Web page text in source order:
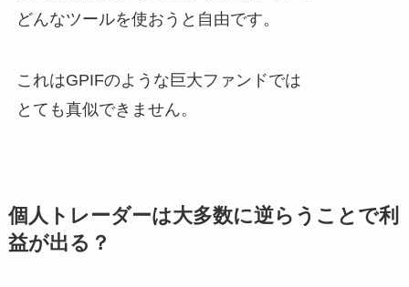
どんなツールを使おうと自由です。
これはGPIFのような巨大ファンドでは
とても真似できません。
個人トレーダーは大多数に逆らうことで利
益が出る？